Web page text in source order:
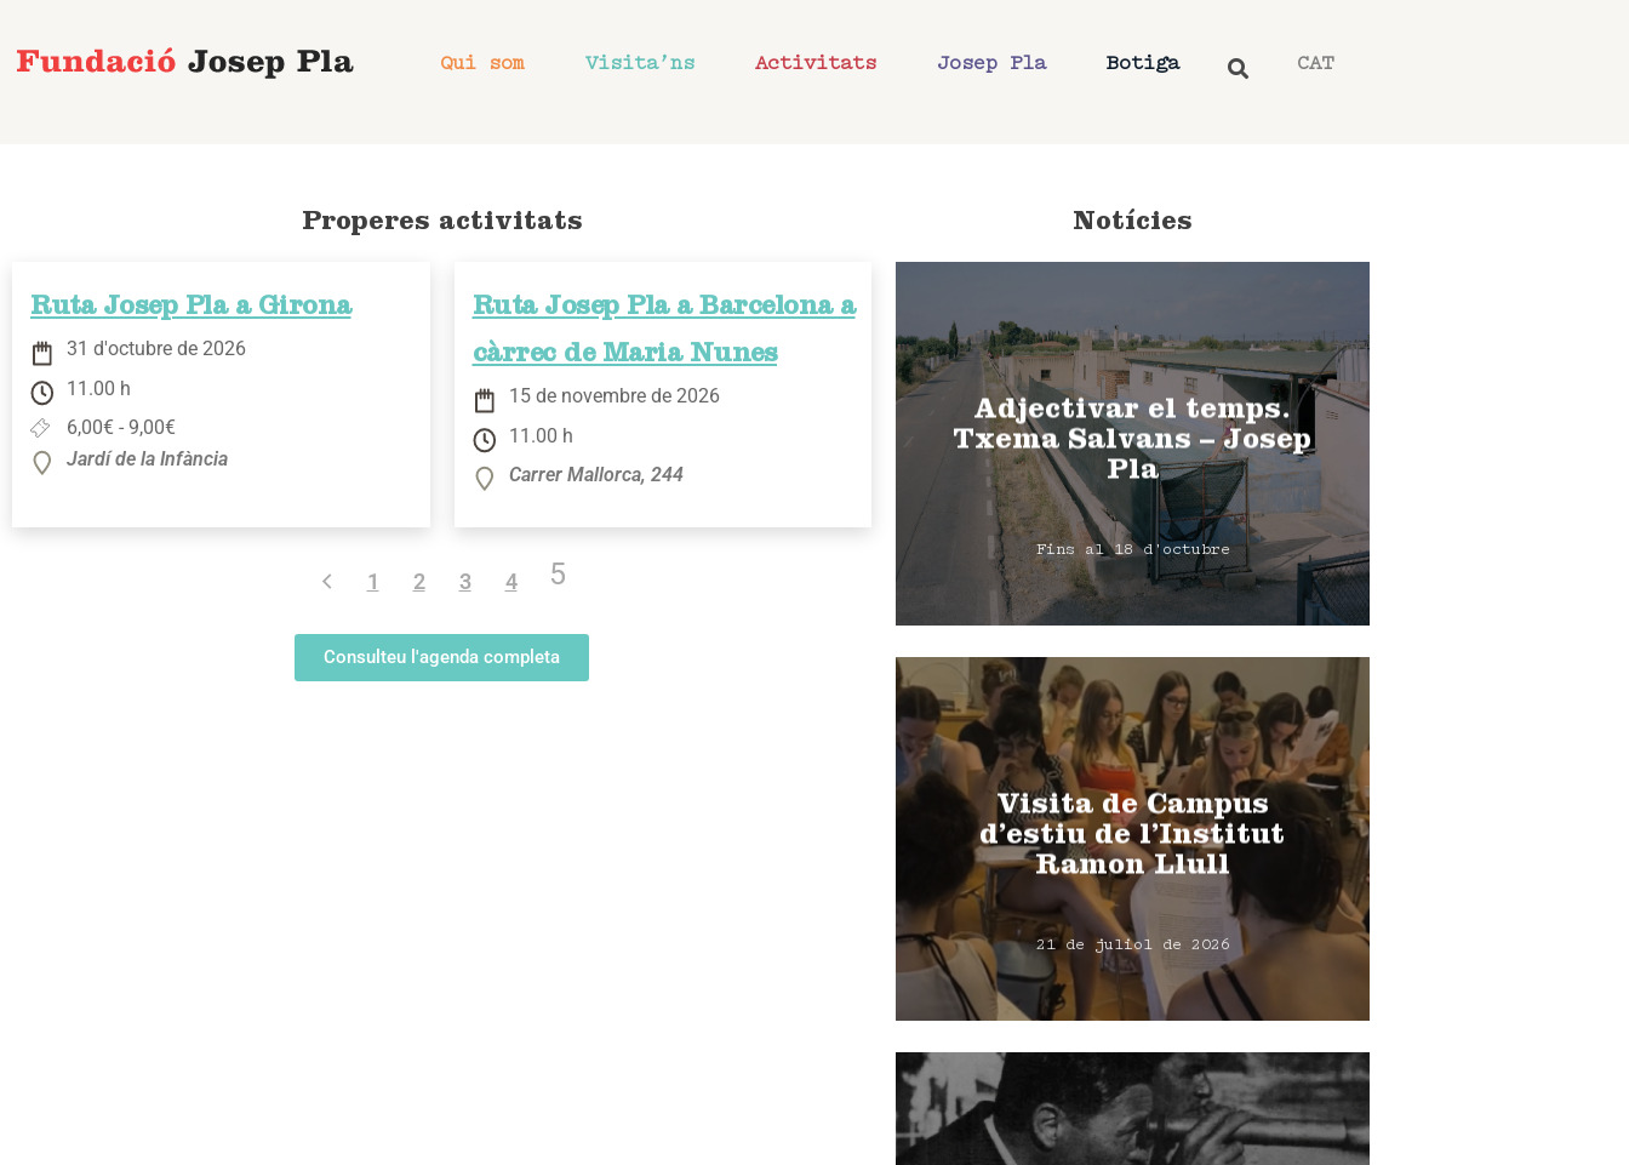
Qui som Visita’ns Activitats Josep Pla Botiga CAT
Properes activitats
Ruta Josep Pla a Girona
31 d'octubre de 2026
11.00 h
6,00€ - 9,00€
Jardí de la Infància
Ruta Josep Pla a Barcelona a
càrrec de Maria Nunes
15 de novembre de 2026
11.00 h
Carrer Mallorca, 244
1 2 3 4 5
Consulteu l'agenda completa
Notícies
Adjectivar el temps.
Txema Salvans – Josep
Pla
Fins al 18 d'octubre
Visita de Campus
d’estiu de l’Institut
Ramon Llull
21 de juliol de 2026